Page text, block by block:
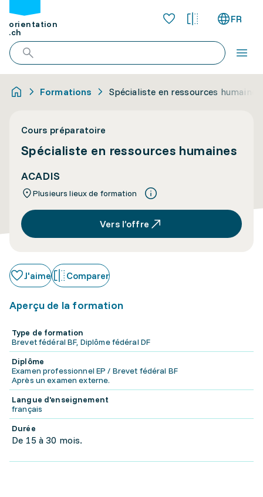
orientation
.ch
FR
Formations Spécialiste en ressources humaines
Cours préparatoire
Spécialiste en ressources humaines
ACADIS
Plusieurs lieux de formation
Vers l’offre
J'aime Comparer
Aperçu de la formation
Type de formation
Brevet fédéral BF, Diplôme fédéral DF
Diplôme
Examen professionnel EP / Brevet fédéral BF
Après un examen externe.
Langue d'enseignement
français
Durée
De 15 à 30 mois.